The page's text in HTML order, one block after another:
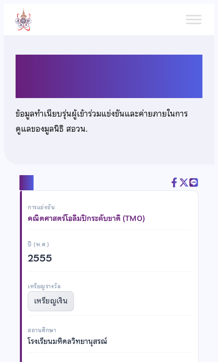
เนื้อหา
ข้อมูลทำเนียบรุ่นผู้เข้าร่วมแข่งขันและค่ายภายในการ
ดูแลของมูลนิธิ สอวน.
การแข่งขัน
คณิตศาสตร์โอลิมปิกระดับชาติ (TMO)
ปี (พ.ศ.)
2555
เหรียญรางวัล
เหรียญเงิน
สถานศึกษา
โรงเรียนมหิดลวิทยานุสรณ์